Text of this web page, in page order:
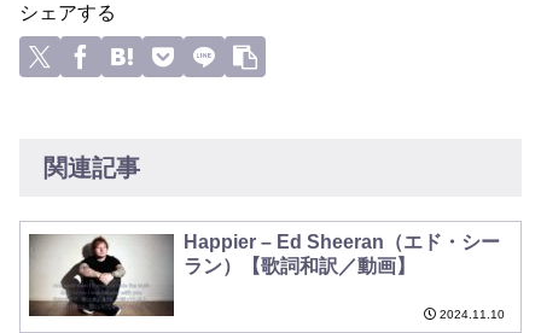
シェアする
関連記事
Happier – Ed Sheeran（エド・シー
ラン）【歌詞和訳／動画】
2024.11.10